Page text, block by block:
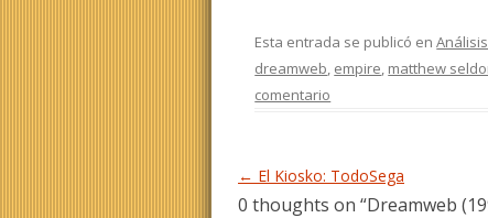
Esta entrada se publicó enAnálisis
dreamweb, empire, matthew
comentario
Navegación de entradas
← El Kiosko: TodoSega
0 thoughts on “Dreamweb